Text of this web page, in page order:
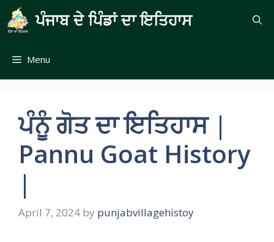
Skip
to
content
ਪੰਜਾਬ ਦੇ ਪਿੰਡਾਂ ਦਾ ਇਤਿਹਾਸ
Menu
ਪੰਨੂੰ ਗੋਤ ਦਾ ਇਤਿਹਾਸ |
Pannu Goat History
|
April 7, 2024 by punjabvillagehistoy